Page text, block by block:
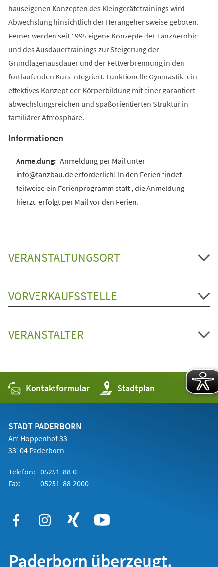
hauseigenen Konzepten des Kleingerätetrainings wird
Abwechslung hinsichtlich der Herangehensweise geboten.
Ferner werden seit 1995 eigene Konzepte der TanzAerobic
und des Ausdauertrainings zur Steigerung der
Grundlagenausdauer und der Fettverbrennung in den
fortlaufenden Kurs integriert. Funktionelle Gymnastik- ein
effektives Konzept der Körperbildung mit einer garantiert
abwechslungsreichen und spaßorientierten Struktur in
familiärer Atmosphäre.
Informationen
Anmeldung per Mail unter
info@tanzbau.de erforderlich! In den Ferien findet
teilweise ein Ferienprogramm statt , die Anmeldung
hierzu erfolgt per Mail vor den Ferien.
VERANSTALTUNGSORT
VORVERKAUFSSTELLE
VERANSTALTER
Kontaktformular Stadtplan
(Öffnet
in
einem
STADT PADERBORN
Am Hoppenhof 33
33104 Paderborn
Telefon: 05251 88-0
Fax:
05251 88-2000
Paderborn überzeugt.